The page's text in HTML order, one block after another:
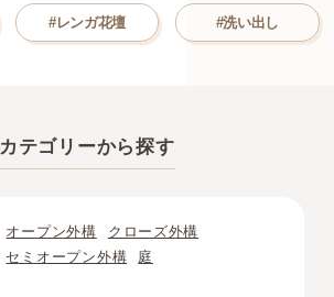
#レンガ花壇 #洗い出し
カテゴリーから探す
オープン外構
クローズ外構
セミオープン外構
庭